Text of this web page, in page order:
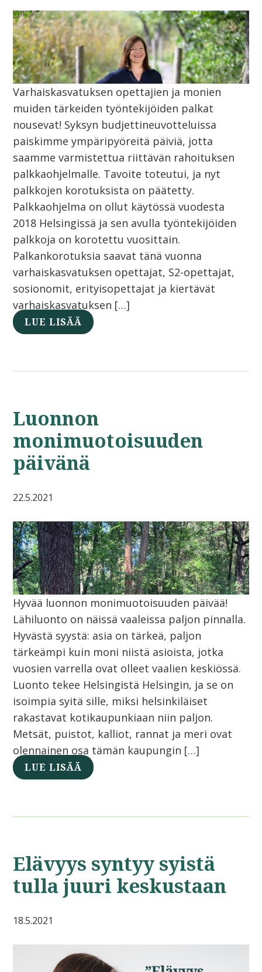
Varhaiskasvatuksen opettajien ja monien
muiden tärkeiden työntekijöiden palkat
nousevat! Syksyn budjettineuvotteluissa
paiskimme ympäripyöreitä päiviä, jotta
saamme varmistettua riittävän rahoituksen
palkkaohjelmalle. Tavoite toteutui, ja nyt
palkkojen korotuksista on päätetty.
Palkkaohjelma on ollut käytössä vuodesta
2018 Helsingissä ja sen avulla työntekijöiden
palkkoja on korotettu vuosittain.
Palkankorotuksia saavat tänä vuonna
varhaiskasvatuksen opettajat, S2-opettajat,
sosionomit, erityisopettajat ja kiertävät
varhaiskasvatuksen […]
LUE LISÄÄ
Luonnon
monimuotoisuuden
päivänä
22.5.2021
Hyvää luonnon monimuotoisuuden päivää!
Lähiluonto on näissä vaaleissa paljon pinnalla.
Hyvästä syystä: asia on tärkeä, paljon
tärkeämpi kuin moni niistä asioista, jotka
vuosien varrella ovat olleet vaalien keskiössä.
Luonto tekee Helsingistä Helsingin, ja se on
isoimpia syitä sille, miksi helsinkiläiset
rakastavat kotikaupunkiaan niin paljon.
Metsät, puistot, kalliot, rannat ja meri ovat
olennainen osa tämän kaupungin […]
LUE LISÄÄ
Elävyys syntyy syistä
tulla juuri keskustaan
18.5.2021